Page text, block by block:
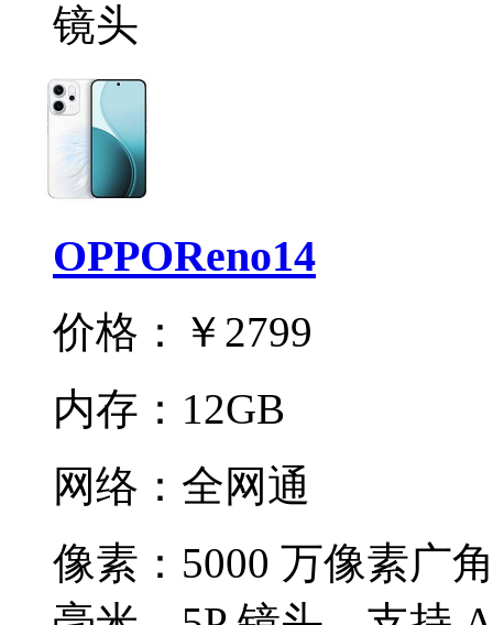
镜头
OPPOReno14
价格：
￥2799
内存： 12GB
网络： 全网通
像素： 5000 万像素广